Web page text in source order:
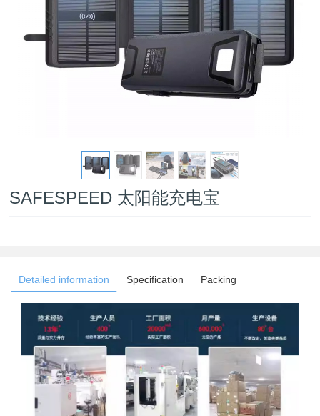
SAFESPEED 太阳能充电宝
Detailed information Specification Packing